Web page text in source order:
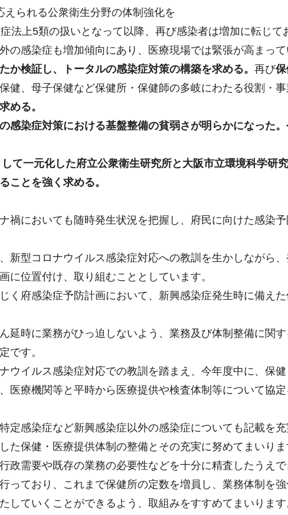
えられる公衆衛生分野の体制強化を
法上5類の扱いとなって以降、再び感染者は増加に転じ
の感染症も増加傾向にあり、医療現場では緊張が高まって
か検証し、トータルの感染症対策の構築を求める。 再び
健、母子保健など保健所・保健師の多岐にわたる役割・事
める。
感染症対策における基盤整備の貧弱さが明らかになった
て一元化した府立公衆衛生研究所と大阪市立環境科学研
ことを強く求める。
禍においても随時発生状況を把握し、府民に向けた感染
新型コロナウイルス感染症対応への教訓を生かしながら
に位置付け、取り組むこととしています。
く府感染症予防計画において、新興感染症発生時に備え
延時に業務がひっ迫しないよう、業務及び体制整備に関
です。
ウイルス感染症対応での教訓を踏まえ、今年度中に、保
医療機関等と平時から医療提供や検査体制等について協
定感染症など新興感染症以外の感染症についても記載を
た保健・医療提供体制の整備とその充実に努めてまいりま
政需要や既存の業務の必要性などを十分に精査したうえ
っており、これまで保健所の定数を増員し、業務体制を強
していくことができるよう、取組みをすすめてまいります